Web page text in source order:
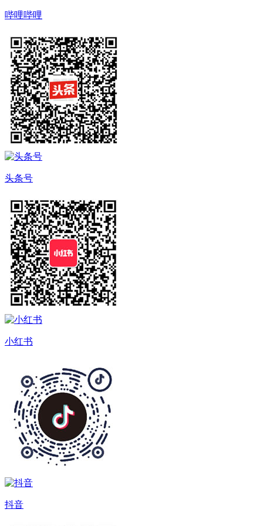
哔哩哔哩
头条号
小红书
抖音